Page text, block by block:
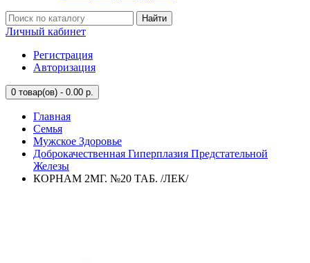
Найти
Личный кабинет
Регистрация
Авторизация
0 товар(ов) - 0.00 р.
Главная
Семья
Мужское Здоровье
Доброкачественная Гиперплазия Предстательной
Железы
КОРНАМ 2МГ. №20 ТАБ. /ЛЕК/